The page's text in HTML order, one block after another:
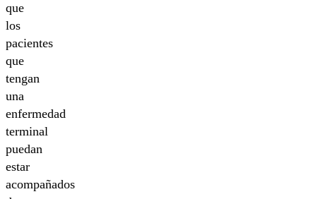
que
los
pacientes
que
tengan
una
enfermedad
terminal
puedan
estar
acompañados